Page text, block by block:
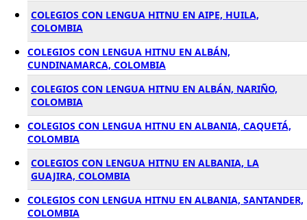
COLEGIOS CON LENGUA HITNU EN AIPE, HUILA,
COLOMBIA
COLEGIOS CON LENGUA HITNU EN ALBÁN,
CUNDINAMARCA, COLOMBIA
COLEGIOS CON LENGUA HITNU EN ALBÁN, NARIÑO,
COLOMBIA
COLEGIOS CON LENGUA HITNU EN ALBANIA, CAQUETÁ,
COLOMBIA
COLEGIOS CON LENGUA HITNU EN ALBANIA, LA
GUAJIRA, COLOMBIA
COLEGIOS CON LENGUA HITNU EN ALBANIA, SANTANDER,
COLOMBIA